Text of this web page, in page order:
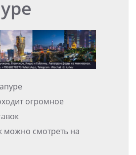
огромное
можно смотреть на